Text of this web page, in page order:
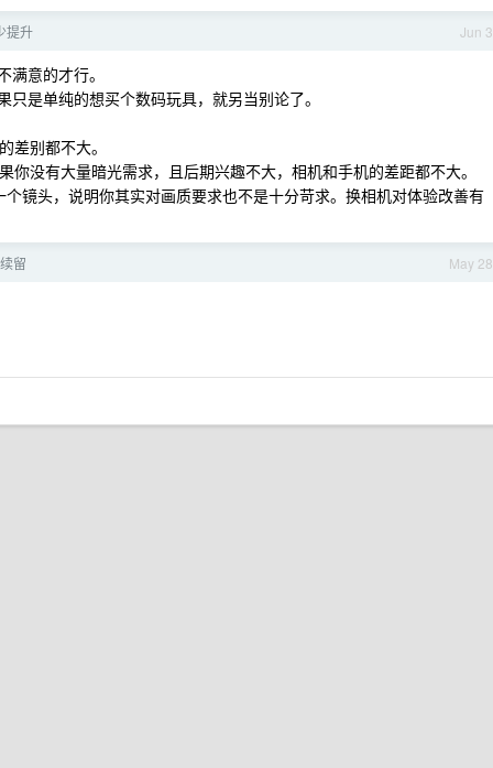
Jun 3
提升
意的才行。
是单纯的想买个数码玩具，就另当别论了。
差别都不大。
没有大量暗光需求，且后期兴趣不大，相机和手机的差距都不大。
镜头，说明你其实对画质要求也不是十分苛求。换相机对体验改善有
May 28
留